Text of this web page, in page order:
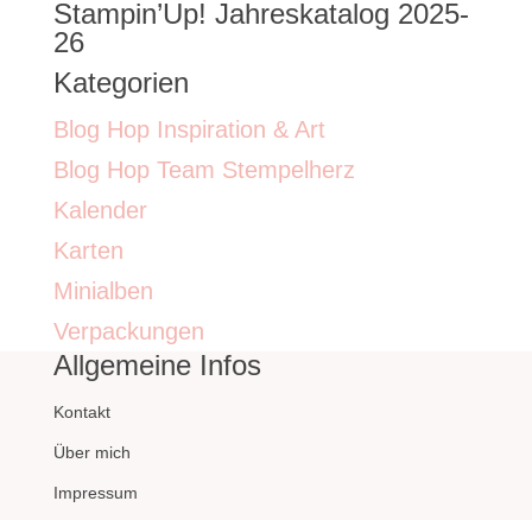
Stampin’Up! Jahreskatalog 2025-
26
Kategorien
Blog Hop Inspiration & Art
Blog Hop Team Stempelherz
Kalender
Karten
Minialben
Verpackungen
Allgemeine Infos
Kontakt
Über mich
Impressum